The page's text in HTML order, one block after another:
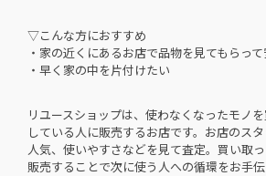
▽こんな方におすすめ
・家の近くにあるお店で品物を見てもらっ
・早く家の中を片付けたい
リユースショップは、使わなくなったモノ
している人に販売するお店です。お店のス
人気、使いやすさなどを見て査定。買い取
販売することで次に使う人への循環をお手伝